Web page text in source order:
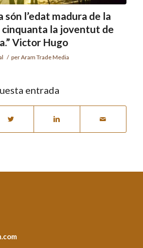
són l’edat madura de la
la joventut de
Victor Hugo
/ perAram Trade Media
entrada